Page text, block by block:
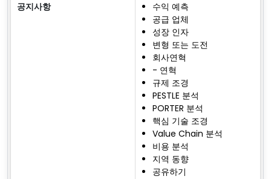
공지사항
수익 예측
공급 업체
성장 인자
변형 또는 도전
회사연혁
- 연혁
규제 조경
PESTLE 분석
PORTER 분석
핵심 기술 조경
Value Chain 분석
비용 분석
지역 동향
공유하기